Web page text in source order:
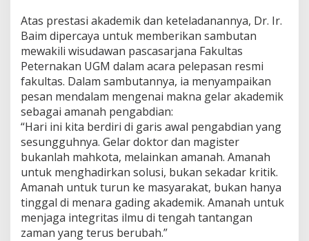
r
n
a
k
a
n
U
G
M
d
e
n
g
a
n
P
r
e
Atas prestasi akademik dan keteladanannya, Dr. Ir.
Baim dipercaya untuk memberikan sambutan
mewakili wisudawan pascasarjana Fakultas
Peternakan UGM dalam acara pelepasan resmi
fakultas. Dalam sambutannya, ia menyampaikan
pesan mendalam mengenai makna gelar akademik
sebagai amanah pengabdian:
“Hari ini kita berdiri di garis awal pengabdian yang
sesungguhnya. Gelar doktor dan magister
bukanlah mahkota, melainkan amanah. Amanah
untuk menghadirkan solusi, bukan sekadar kritik.
Amanah untuk turun ke masyarakat, bukan hanya
tinggal di menara gading akademik. Amanah untuk
menjaga integritas ilmu di tengah tantangan
zaman yang terus berubah.”